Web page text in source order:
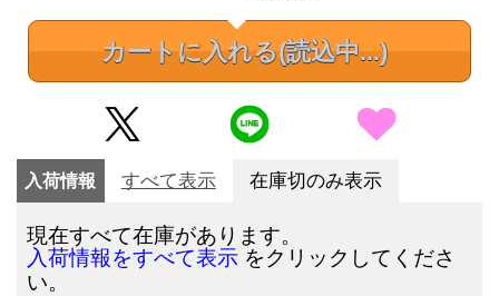
カートに入れる(読込中...)
入荷情報 すべて表示 在庫切のみ表示
現在すべて在庫があります。
入荷情報をすべて表示 をクリックしてくださ
い。